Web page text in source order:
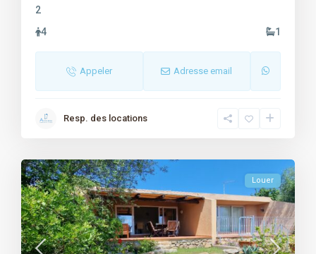
2
4
1
Appeler Adresse email
Resp. des locations
Louer